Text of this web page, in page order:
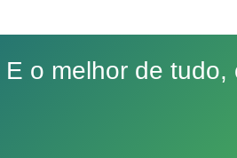
o melhor de tudo,